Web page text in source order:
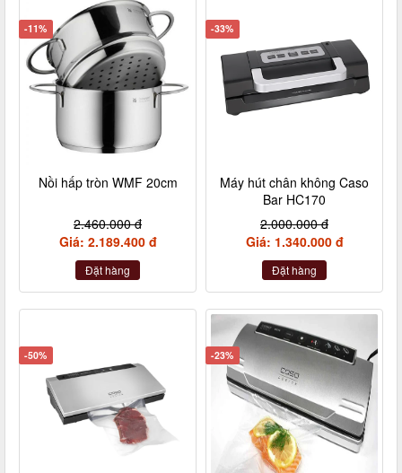
-11%
Nồi hấp tròn WMF 20cm
2.460.000 đ
Giá: 2.189.400 đ
Đặt hàng
-33%
Máy hút chân không Caso
Bar HC170
2.000.000 đ
Giá: 1.340.000 đ
Đặt hàng
-50% -23%